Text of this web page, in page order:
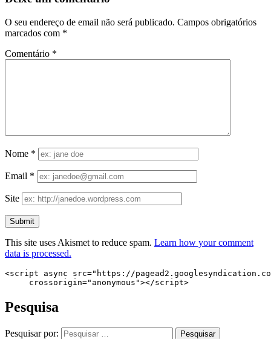
O seu endereço de email não será publicado. Campos obrigatórios
marcados com *
Comentário *
Nome *
Email *
Site
This site uses Akismet to reduce spam. Learn how your comment
data is processed.
<script async src="https://
     crossorigin="anonymous"></script>
Pesquisa
Pesquisar por: